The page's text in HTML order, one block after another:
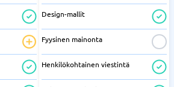
Design-mallit
Fyysinen mainonta
Henkilökohtainen viestintä